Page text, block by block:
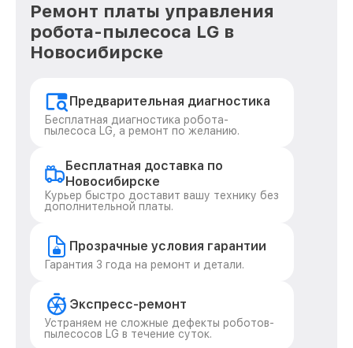
Ремонт платы управления
робота-пылесоса LG в
Новосибирске
Предварительная диагностика
Бесплатная диагностика робота-
пылесоса LG, а ремонт по желанию.
Бесплатная доставка по
Новосибирске
Курьер быстро доставит вашу технику без
дополнительной платы.
Прозрачные условия гарантии
Гарантия 3 года на ремонт и детали.
Экспресс-ремонт
Устраняем не сложные дефекты роботов-
пылесосов LG в течение суток.